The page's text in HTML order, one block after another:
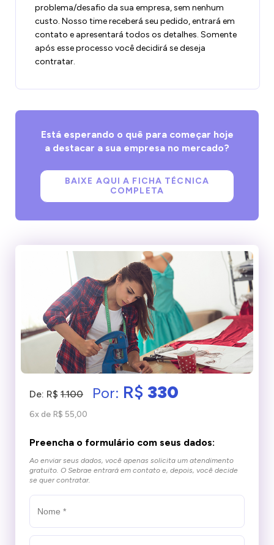
problema/desafio da sua empresa, sem nenhum
custo. Nosso time receberá seu pedido, entrará em
contato e apresentará todos os detalhes. Somente
após esse processo você decidirá se deseja
contratar.
Está esperando o quê para começar hoje
a destacar a sua empresa no mercado?
BAIXE AQUI A FICHA TÉCNICA
COMPLETA
De: R$ 1.100 Por: R$ 330
6x de R$ 55,00
Preencha o formulário com seus dados:
Ao enviar seus dados, você apenas solicita um atendimento
gratuito. O Sebrae entrará em contato e, depois, você decide
se quer contratar.